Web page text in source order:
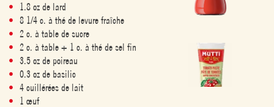
1.8 oz de lard
8 1/4 c. à thé de levure fraîche
2 c. à table de sucre
2 c. à table + 1 c. à thé de sel fin
3.5 oz de poireau
0.3 oz de basilic
4 cuillérées de lait
1 œuf